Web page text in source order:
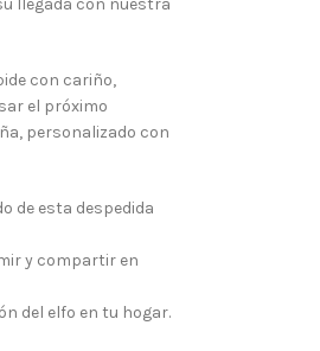
llegada con nuestra
con cariño,
el próximo
personalizado con
de esta despedida
y compartir en
del elfo en tu hogar.